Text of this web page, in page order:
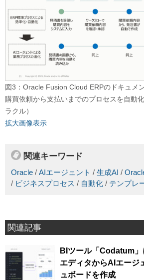
図3：Oracle Fusion Cloud ERPのドキュメ
購買依頼から支払いまでのプロセスを自動
ラクル）
拡大画像表示
関連キーワード
Oracle / AIエージェント / 生成AI /
/ ビジネスプロセス / 自動化 / テンプレ
関連記事
BIツール「Codatum
エディタからAIエージ
ュボードを作成